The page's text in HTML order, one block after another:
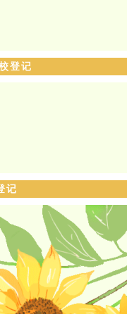
登记
记